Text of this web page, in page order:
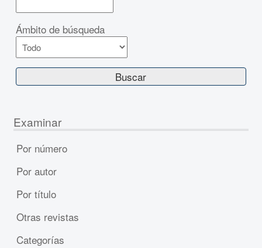
Ámbito de búsqueda
Examinar
Por número
Por autor
Por título
Otras revistas
Categorías